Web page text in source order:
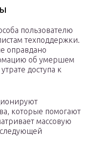
пользователю
техподдержки.
оправдано
об умершем
доступа к
которые помогают
массовую